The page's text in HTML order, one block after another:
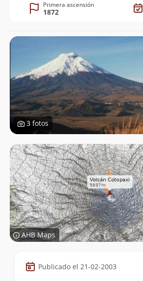
Primera ascensión
1872
3 fotos
AHB Maps
Datos
de
Publicado el 21-02-2003